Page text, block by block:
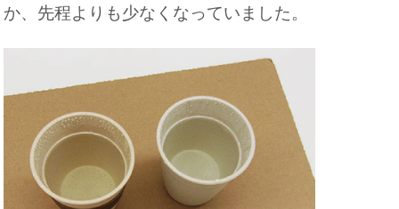
か、先程よりも少なくなっていました。